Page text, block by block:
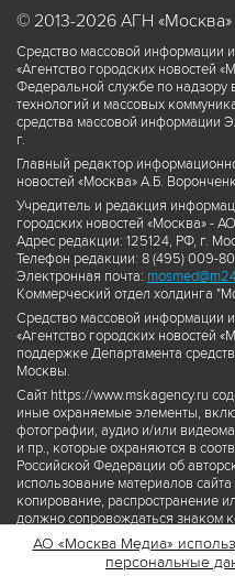
© 2013-2026 АГН «Москва»
Средство массовой информации
«Агентство городских новостей
Федеральной службе по
технологий и массовых
средства массовой
г.
Главный редактор
новостей «Москва» А.Б.
Учредитель и редакция
городских новостей «Москва» -
Адрес редакции: 125124, РФ, г.
Телефон редакции: 8 (495) 009-
Электронная почта:
Коммерческий отдел холдинга
Средство массовой информации
«Агентство городских новостей
поддержке Департамента
Москвы.
Сайт https://www.mskagency.ru
иные охраняемые элементы,
фотографии, аудио и/или
и пр., которые охраняются в
Российской Федерации об
использование материалов
копирование, распространение
должно сопровождаться знаком
правообладателя © АО «Москва
www.mskagency.ru как на
материалов сайта
АО «Москва Медиа»
персональные